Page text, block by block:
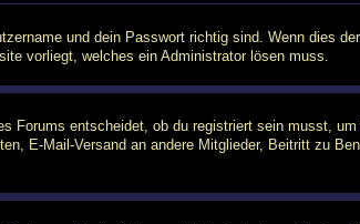
und dein Passwort richtig sind. Wenn dies
vorliegt, welches ein Administrator lösen muss.
Forums entscheidet, ob du registriert sein musst,
E-Mail-Versand an andere Mitglieder, Beitritt zu